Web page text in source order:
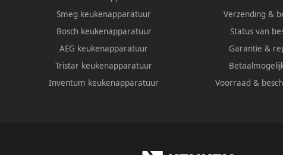
Smeg keukenapparatuur
Bosch keukenapparatuur
AEG keukenapparatuur
Tristar keukenapparatuur
Inventum keukenapparatuur
Verzending &
Status van
Garantie &
Voorraad &